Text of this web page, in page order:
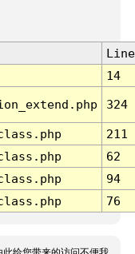
Line
14
324
211
62
94
76